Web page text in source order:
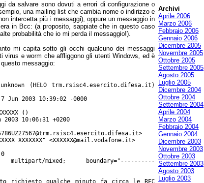
da salvare sono dovuti a errori di configurazione o
una mailing list che cambia nome o indirizzo e
intercetta più i messaggi), oppure un messaggio in
in Bcc: (a proposito, sappiate che in questo caso
probabilità che io mi perda il messaggio!).
mi capita sotto gli occhi qualcuno dei messaggi
virus e worm che affliggono gli utenti Windows, ed è
messaggio:
(HELO trm.rsisc4.esercito.difesa.it)
Jun 2003 10:39:02 -0000
()
10:06:31 +0200
XXXXXXX" <XXXXXX@mail.vodafone.it>
multipart/mixed; boundary="----------
richiesto qualche minuto fa circa le RFC
Archivi
Aprile 2006
Marzo 2006
Febbraio 2006
Gennaio 2006
Dicembre 2005
Novembre 2005
Ottobre 2005
Settembre 2005
Agosto 2005
Luglio 2005
Dicembre 2004
Ottobre 2004
Settembre 2004
Aprile 2004
Marzo 2004
Febbraio 2004
Gennaio 2004
Dicembre 2003
Novembre 2003
Ottobre 2003
Settembre 2003
Agosto 2003
Luglio 2003